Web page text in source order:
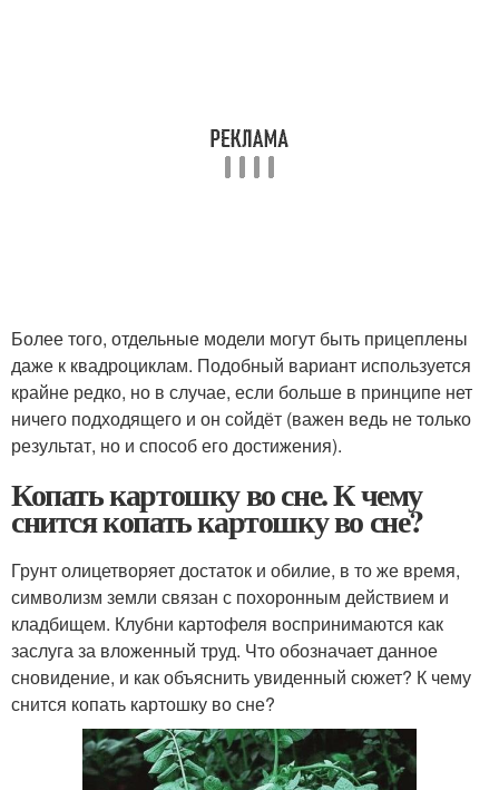
Более того, отдельные модели могут быть прицеплены
даже к квадроциклам. Подобный вариант используется
крайне редко, но в случае, если больше в принципе нет
ничего подходящего и он сойдёт (важен ведь не только
результат, но и способ его достижения).
Копать картошку во сне. К чему
снится копать картошку во сне?
Грунт олицетворяет достаток и обилие, в то же время,
символизм земли связан с похоронным действием и
кладбищем. Клубни картофеля воспринимаются как
заслуга за вложенный труд. Что обозначает данное
сновидение, и как объяснить увиденный сюжет? К чему
снится копать картошку во сне?